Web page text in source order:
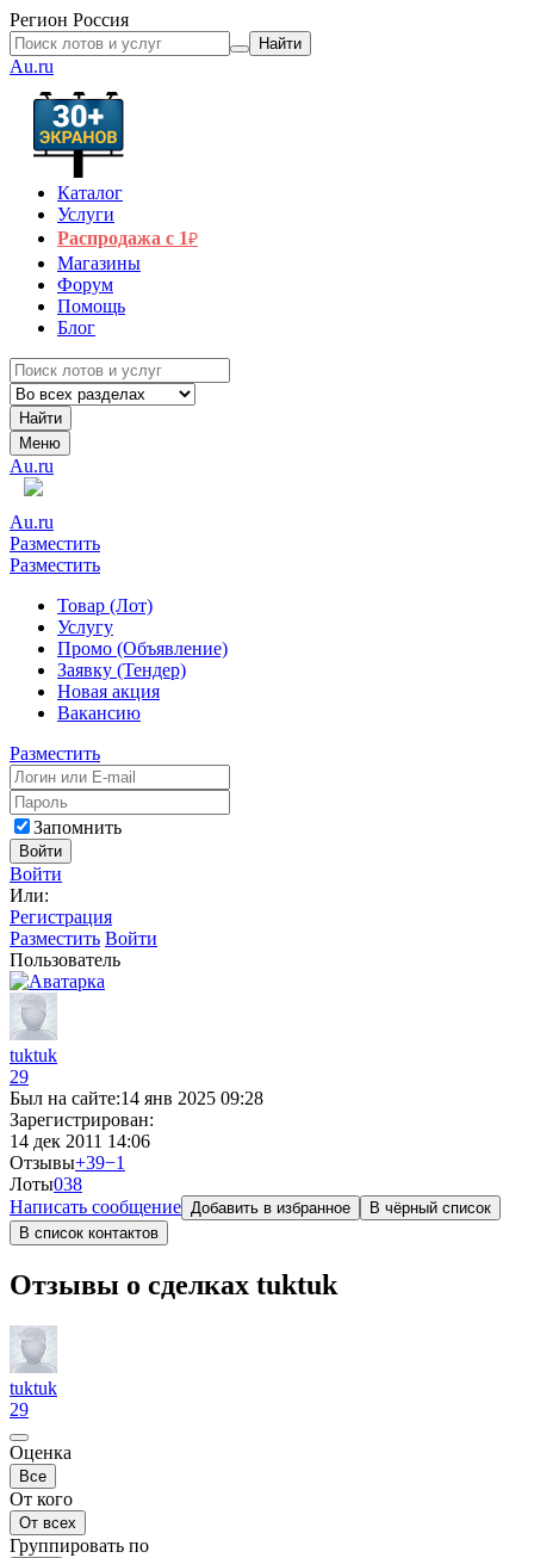
Регион Россия
Найти
Au.ru
Каталог
Услуги
Распродажа с 1₽
Магазины
Форум
Помощь
Блог
Найти
Меню
Au.ru
Au.ru
Разместить
Разместить
Товар (Лот)
Услугу
Промо (Объявление)
Заявку (Тендер)
Новая акция
Вакансию
Разместить
Запомнить
Войти
Войти
Или:
Регистрация
Разместить Войти
Пользователь
tuktuk
29
Был на сайте:14 янв 2025 09:28
Зарегистрирован:
14 дек 2011 14:06
Отзывы+39−1
Лоты038
Написать сообщение Добавить в избранное
В чёрный список
В список контактов
Отзывы о сделках tuktuk
tuktuk
29
Оценка
Все
От кого
От всех
Группировать по